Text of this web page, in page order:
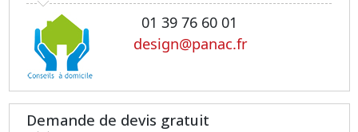
01 39 76 60 01
design@panac.fr
Demande de devis gratuit